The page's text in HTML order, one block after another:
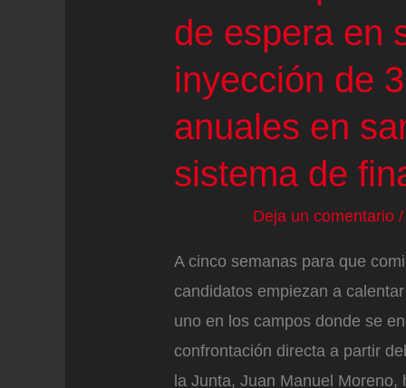
de espera en
inyección de
anuales en
sistema de
Deja un comentario /
A cinco semanas para que
candidatos empiezan a
uno en los campos donde se
confrontación directa a partir
la Junta, Juan Manuel